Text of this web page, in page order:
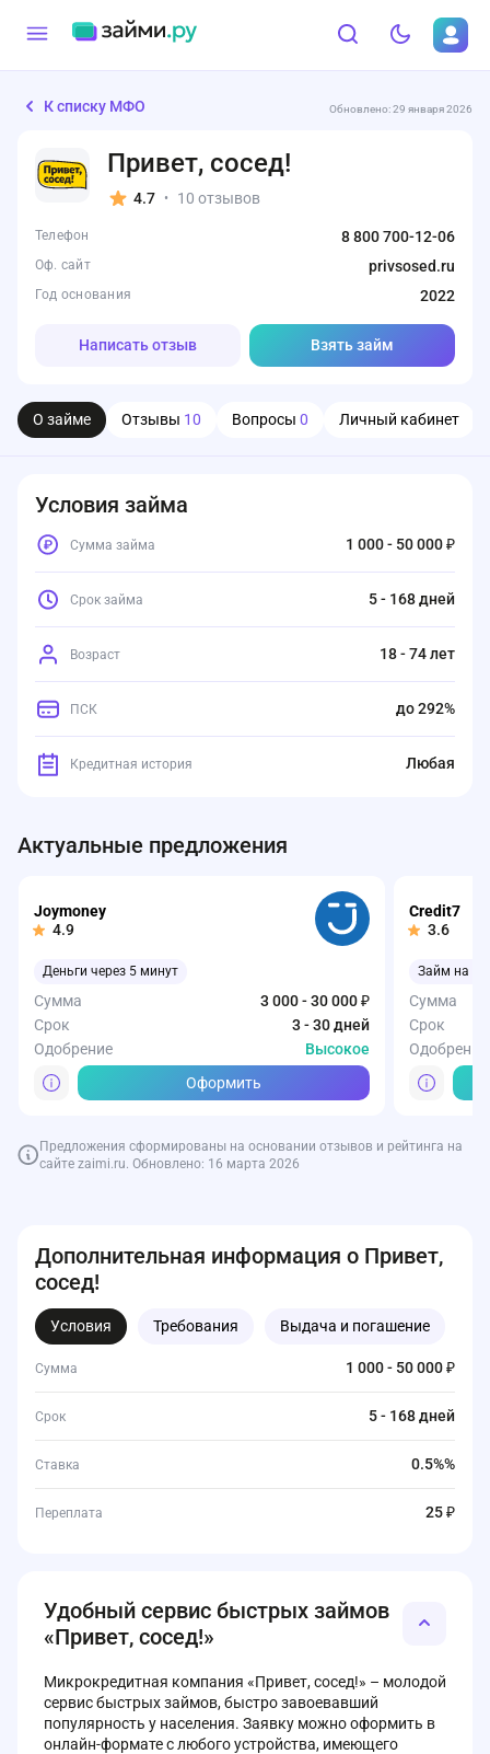
К списку МФО Обновлено: 29 января 2026
Привет, сосед!
4.7 • 10 отзывов
Телефон 8 800 700-12-06
Оф. сайт privsosed.ru
Год основания 2022
Написать отзыв Взять займ
О займе Отзывы 10 Вопросы 0 Личный кабинет
Условия займа
Возраст 18 - 74 лет
Срок займа 5 - 168 дней
Кредитная история Любая
Сумма займа 1 000 - 50 000 ₽
ПСК до 292%
Актуальные предложения
Joymoney
4.9
Деньги через 5 минут
Сумма
3 000 - 30 000 ₽
Срок
3 - 30 дней
Одобрение
Высокое
Оформить
Credit7
3.6
Займ на
Сумма
Срок
Одобрение
Предложения сформированы на основании отзывов и рейтинга на
сайте zaimi.ru. Обновлено: 16 марта 2026
Дополнительная информация о Привет,
сосед!
Условия Требования Выдача и погашение
Сумма 1 000 - 50 000 ₽
Срок 5 - 168 дней
Ставка 0.5%%
Переплата 25 ₽
Удобный сервис быстрых займов
«Привет, сосед!»
Микрокредитная компания «Привет, сосед!» – молодой
сервис быстрых займов, быстро завоевавший
популярность у населения. Заявку можно оформить в
онлайн-формате с любого устройства, имеющего